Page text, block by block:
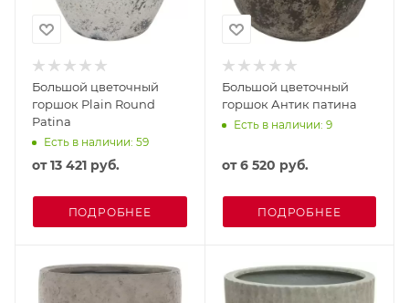
Большой цветочный
горшок Plain Round
Patina
Есть в наличии: 59
от13 421 руб.
ПОДРОБНЕЕ
Большой цветочный
горшок Антик патина
Есть в наличии: 9
от6 520 руб.
ПОДРОБНЕЕ